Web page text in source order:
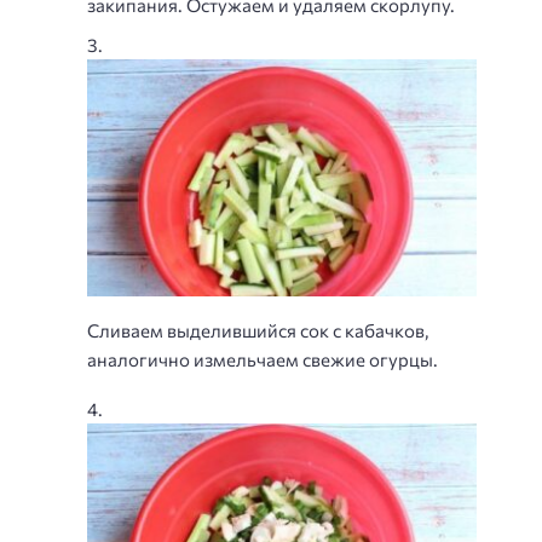
закипания. Остужаем и удаляем скорлупу.
Сливаем выделившийся сок с кабачков,
аналогично измельчаем свежие огурцы.